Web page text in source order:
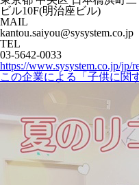
ビル10F(明治座ビル)
MAIL
kantou.saiyou@sysystem.co.jp
TEL
03-5642-0033
https://www.sysystem.co.jp/jp/
この企業による「子供に関